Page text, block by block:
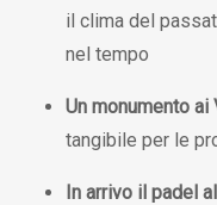
il clima del
nel tempo
Un monumento
tangibile per le
In arrivo il padel